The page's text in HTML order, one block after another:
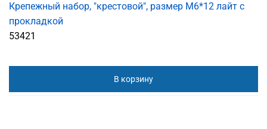
Крепежный набор, "крестовой", размер M6*12 лайт с
прокладкой
53421
В корзину